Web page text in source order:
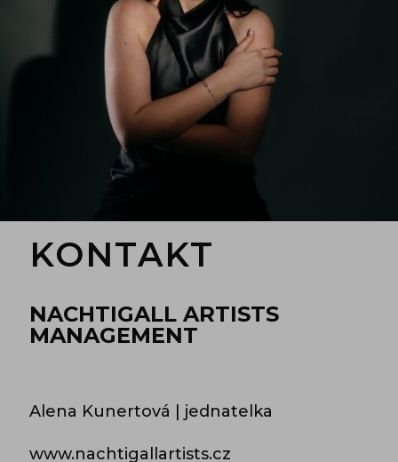
KONTAKT
NACHTIGALL ARTISTS
MANAGEMENT
Alena Kunertová | jednatelka
www.nachtigallartists.cz